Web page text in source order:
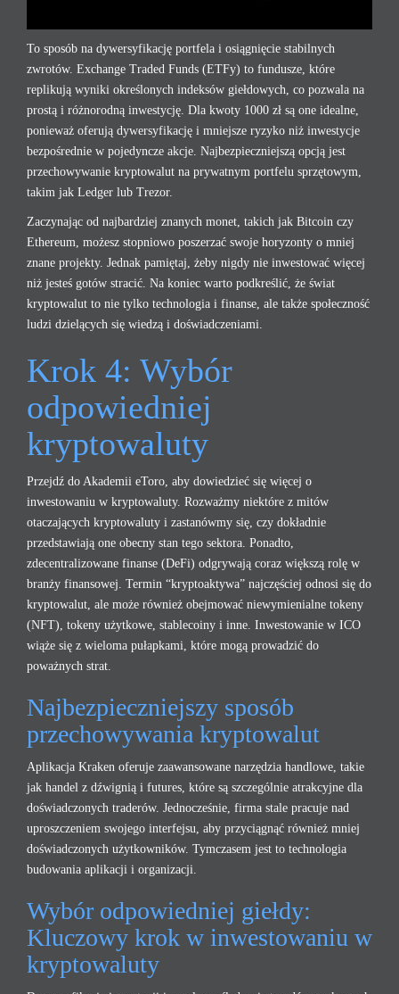
To sposób na dywersyfikację portfela i osiągnięcie stabilnych
zwrotów. Exchange Traded Funds (ETFy) to fundusze, które
replikują wyniki określonych indeksów giełdowych, co pozwala na
prostą i różnorodną inwestycję. Dla kwoty 1000 zł są one idealne,
ponieważ oferują dywersyfikację i mniejsze ryzyko niż inwestycje
bezpośrednie w pojedyncze akcje. Najbezpieczniejszą opcją jest
przechowywanie kryptowalut na prywatnym portfelu sprzętowym,
takim jak Ledger lub Trezor.
Zaczynając od najbardziej znanych monet, takich jak Bitcoin czy
Ethereum, możesz stopniowo poszerzać swoje horyzonty o mniej
znane projekty. Jednak pamiętaj, żeby nigdy nie inwestować więcej
niż jesteś gotów stracić. Na koniec warto podkreślić, że świat
kryptowalut to nie tylko technologia i finanse, ale także społeczność
ludzi dzielących się wiedzą i doświadczeniami.
Krok 4: Wybór
odpowiedniej
kryptowaluty
Przejdź do Akademii eToro, aby dowiedzieć się więcej o
inwestowaniu w kryptowaluty. Rozważmy niektóre z mitów
otaczających kryptowaluty i zastanówmy się, czy dokładnie
przedstawiają one obecny stan tego sektora. Ponadto,
zdecentralizowane finanse (DeFi) odgrywają coraz większą rolę w
branży finansowej. Termin “kryptoaktywa” najczęściej odnosi się do
kryptowalut, ale może również obejmować niewymienialne tokeny
(NFT), tokeny użytkowe, stablecoiny i inne. Inwestowanie w ICO
wiąże się z wieloma pułapkami, które mogą prowadzić do
poważnych strat.
Najbezpieczniejszy sposób
przechowywania kryptowalut
Aplikacja Kraken oferuje zaawansowane narzędzia handlowe, takie
jak handel z dźwignią i futures, które są szczególnie atrakcyjne dla
doświadczonych traderów. Jednocześnie, firma stale pracuje nad
uproszczeniem swojego interfejsu, aby przyciągnąć również mniej
doświadczonych użytkowników. Tymczasem jest to technologia
budowania aplikacji i organizacji.
Wybór odpowiedniej giełdy:
Kluczowy krok w inwestowaniu w
kryptowaluty